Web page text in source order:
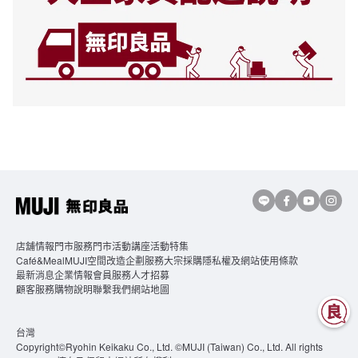
台灣
Copyright©Ryohin Keikaku Co., Ltd. ©MUJI (Taiwan) Co., Ltd. All rights
店舖情報門市服務門市活動講座活動特集
Café&MealMUJI空間改造企劃服務大宗採購隱私權及網站使用條款
最新消息企業情報會員服務人才招募
顧客服務購物說明聯繫我們網站地圖